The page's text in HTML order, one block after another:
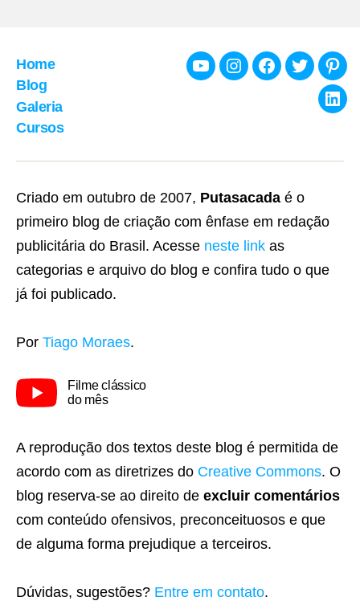
Home
Blog
Galeria
Cursos
YoutubeInstagramFacebook
Twitter
Criado em outubro de 2007, Putasacada é o
primeiro blog de criação com ênfase em redação
publicitária do Brasil. Acesse neste link as
categorias e arquivo do blog e confira tudo o que
já foi publicado.
Por Tiago Moraes.
Filme clássico
do mês
A reprodução dos textos deste blog é permitida de
acordo com as diretrizes do Creative Commons. O
blog reserva-se ao direito de excluir comentários
com conteúdo ofensivos, preconceituosos e que
de alguma forma prejudique a terceiros.
Dúvidas, sugestões? Entre em contato.